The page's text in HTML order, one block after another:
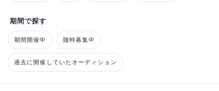
期間で探す
期間開催中 随時募集中
過去に開催していたオーディション